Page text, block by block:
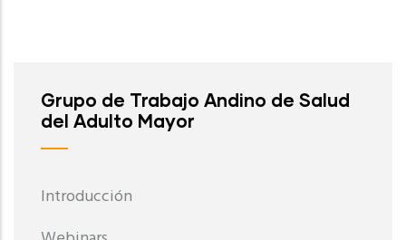
Grupo de Trabajo Andino de Salud
del Adulto Mayor
Introducción